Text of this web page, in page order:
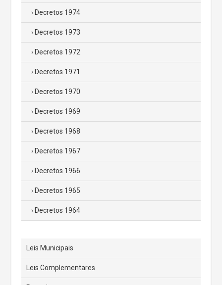
Decretos 1974
Decretos 1973
Decretos 1972
Decretos 1971
Decretos 1970
Decretos 1969
Decretos 1968
Decretos 1967
Decretos 1966
Decretos 1965
Decretos 1964
Leis Municipais
Leis Complementares